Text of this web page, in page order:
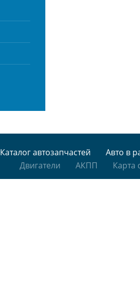
Каталог автозапчастей
Авто в
Двигатели
АКПП Карта